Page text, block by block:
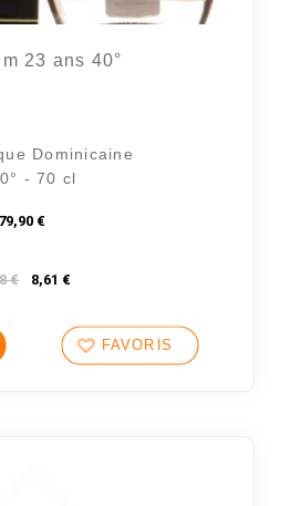
23 ans 40°
Dominicaine
- 70 cl
prix initial était : 87,90 €.
79,90 €Le prix actuel est : 79,90 €.
€ Le prix initial était : 9,18 €.
8,61 €Le prix actuel est : 8,61 €.
FAVORIS